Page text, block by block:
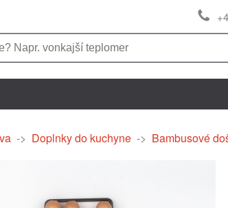
-> Doplnky do kuchyne -> Bambusové